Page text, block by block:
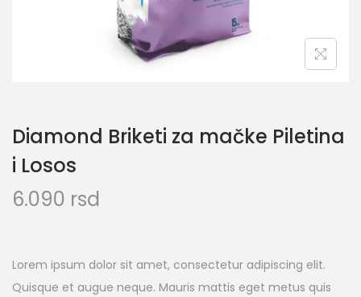
Diamond Briketi za mačke Piletina
i Losos
6.090 rsd
Lorem ipsum dolor sit amet, consectetur adipiscing elit.
Quisque et augue neque. Mauris mattis eget metus quis